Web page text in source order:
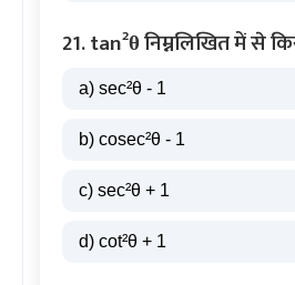
21. tan²θ निम्नलिखित में से
a) sec²θ - 1
b) cosec²θ - 1
c) sec²θ + 1
d) cot²θ + 1